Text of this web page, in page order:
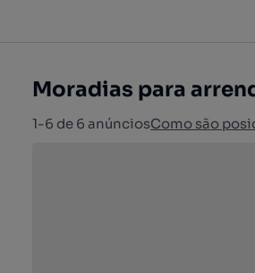
Moradias para
1-6 de 6 anúnciosComo são